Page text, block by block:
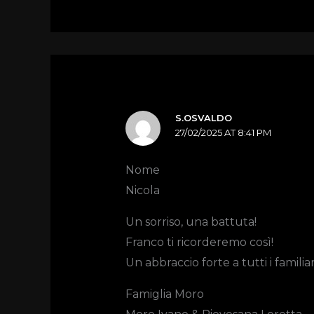
S.OSVALDO
27/02/2025 AT 8:41 PM
Nome
Nicola
Un sorriso, una battuta!
Franco ti ricorderemo così!
Un abbraccio forte a tutti i
Famiglia Moro